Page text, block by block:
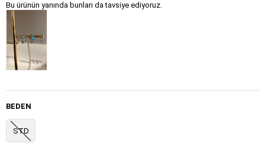
Bu ürünün yanında bunları da tavsiye ediyoruz.
Tükendi
BEDEN
STD